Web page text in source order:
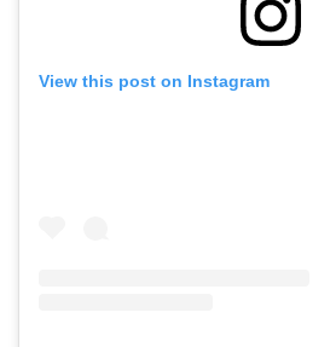
View this post on Instagram